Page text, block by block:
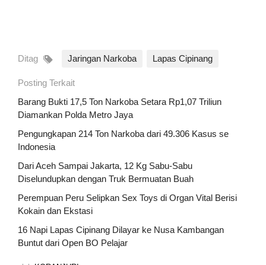
Ditag Jaringan Narkoba Lapas Cipinang
Posting Terkait
Barang Bukti 17,5 Ton Narkoba Setara Rp1,07 Triliun
Diamankan Polda Metro Jaya
Pengungkapan 214 Ton Narkoba dari 49.306 Kasus se
Indonesia
Dari Aceh Sampai Jakarta, 12 Kg Sabu-Sabu
Diselundupkan dengan Truk Bermuatan Buah
Perempuan Peru Selipkan Sex Toys di Organ Vital Berisi
Kokain dan Ekstasi
16 Napi Lapas Cipinang Dilayar ke Nusa Kambangan
Buntut dari Open BO Pelajar